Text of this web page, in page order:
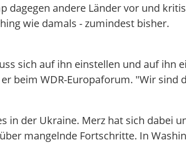
dagegen andere Länder vor und
wie damals - zumindest bisher.
sich auf ihn einstellen und auf ihn
beim WDR-Europaforum. "Wir sind
in der Ukraine. Merz hat sich dabei
mangelnde Fortschritte. In